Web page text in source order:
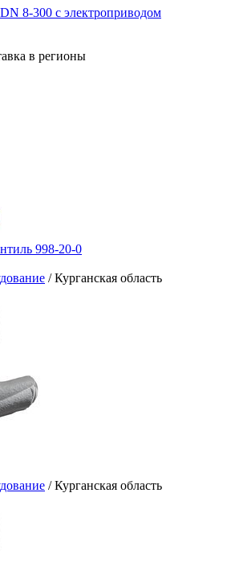
8-300 с электроприводом
в регионы
998-20-0
/ Курганская область
/ Курганская область